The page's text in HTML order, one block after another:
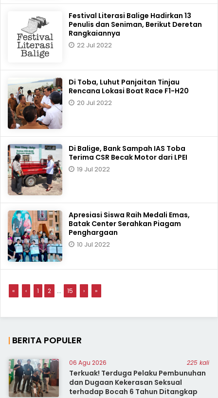
Festival Literasi Balige Hadirkan 13
Penulis dan Seniman, Berikut Deretan
Rangkaiannya
22 Jul 2022
Di Toba, Luhut Panjaitan Tinjau
Rencana Lokasi Boat Race F1-H20
20 Jul 2022
Di Balige, Bank Sampah IAS Toba
Terima CSR Becak Motor dari LPEI
19 Jul 2022
Apresiasi Siswa Raih Medali Emas,
Batak Center Serahkan Piagam
Penghargaan
10 Jul 2022
« ‹ 1 2 ... 15 › »
BERITA POPULER
06 Agu 2026 225 kali
Terkuak! Terduga Pelaku Pembunuhan
dan Dugaan Kekerasan Seksual
terhadap Bocah 6 Tahun Ditangkap